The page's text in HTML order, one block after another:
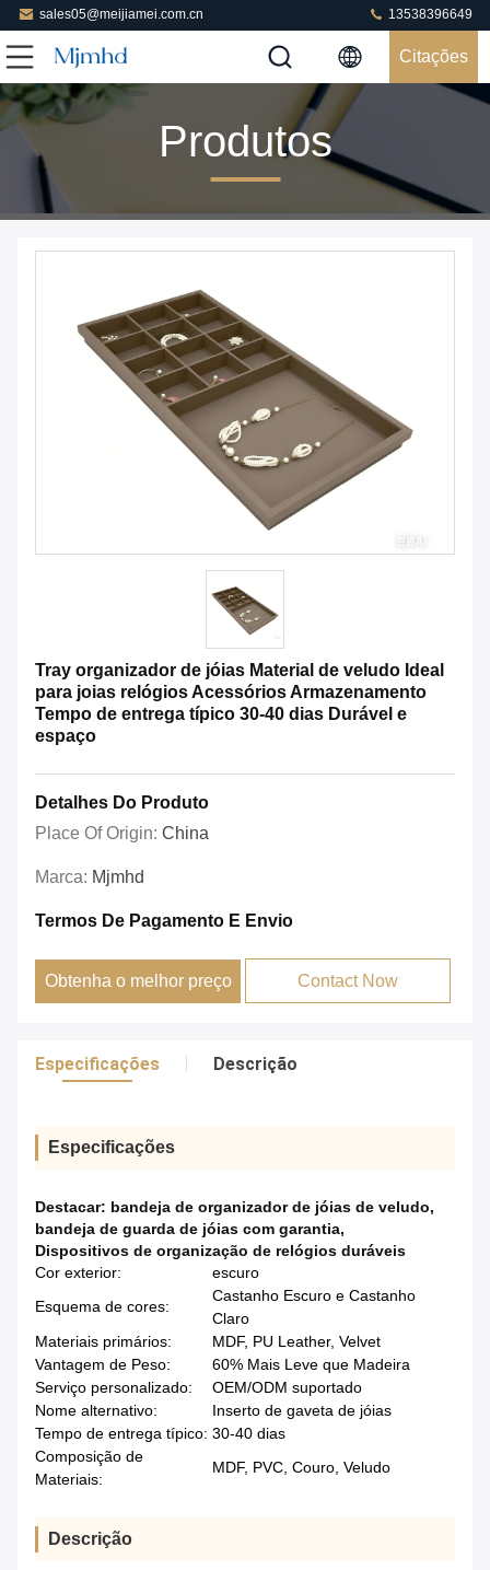
sales05@meijiamei.com.cn 13538396649
Citações
Produtos
Tray organizador de jóias Material de veludo Ideal
para joias relógios Acessórios Armazenamento
Tempo de entrega típico 30-40 dias Durável e
espaço
Detalhes Do Produto
Place Of Origin: China
Marca: Mjmhd
Termos De Pagamento E Envio
Obtenha o melhor preço Contact Now
Especificações Descrição
Especificações
Destacar: bandeja de organizador de jóias de veludo,
bandeja de guarda de jóias com garantia,
Dispositivos de organização de relógios duráveis
Cor exterior:
escuro
Esquema de cores:
Castanho Escuro e Castanho
Claro
Materiais primários:
MDF, PU Leather, Velvet
Vantagem de Peso:
60% Mais Leve que Madeira
Serviço personalizado:
OEM/ODM suportado
Nome alternativo:
Inserto de gaveta de jóias
Tempo de entrega típico: 30-40 dias
Composição de
Materiais:
MDF, PVC, Couro, Veludo
Descrição